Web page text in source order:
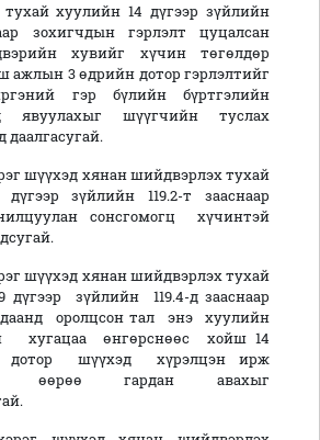
тухай хуулийн 14 дүгээр зүйлийн
зохигчдын гэрлэлт цуцалсан
хувийг хүчин төгөлдөр
ажлын 3 өдрийн дотор гэрлэлтийг
гэр бүлийн бүртгэлийн
явуулахыг шүүгчийн туслах
шүүхэд хянан шийдвэрлэх тухай
зүйлийн 119.2-т зааснаар
сонсгомогц хүчинтэй
шүүхэд хянан шийдвэрлэх тухай
дүгээр зүйлийн 119.4-д зааснаар
оролцсон тал энэ хуулийн
хугацаа өнгөрснөөс хойш 14
дотор шүүхэд хүрэлцэн ирж
өөрөө гардан авахыг